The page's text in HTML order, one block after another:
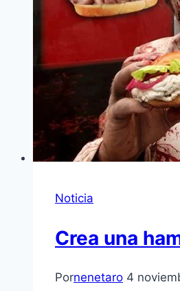
Noticia
Crea una
Pornenetaro 4